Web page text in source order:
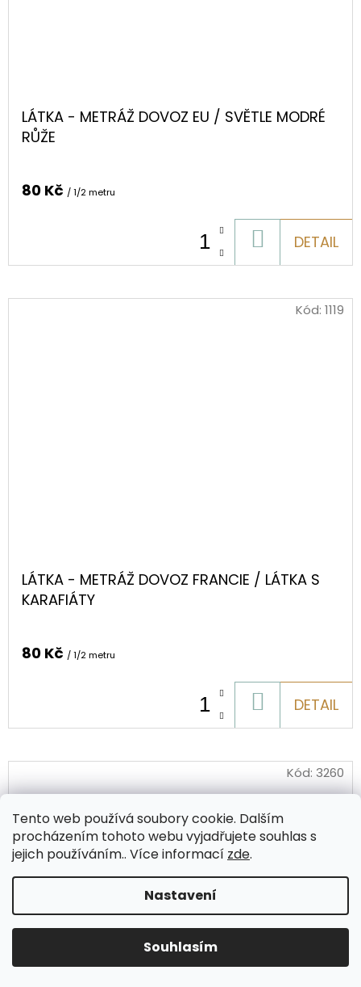
Tento web používá soubory cookie. Dalším
procházením tohoto webu vyjadřujete souhlas s
jejich používáním.. Více informací zde.
Nastavení
Souhlasím
LÁTKA - METRÁŽ DOVOZ EU / SVĚTLE MODRÉ
RŮŽE
80 Kč / 1/2 metru
KOŠÍKU
DETAIL
LÁTKA - METRÁŽ DOVOZ FRANCIE / LÁTKA S
KARAFIÁTY
80 Kč / 1/2 metru
KOŠÍKU
DETAIL
Kód: 1119
Kód: 3260